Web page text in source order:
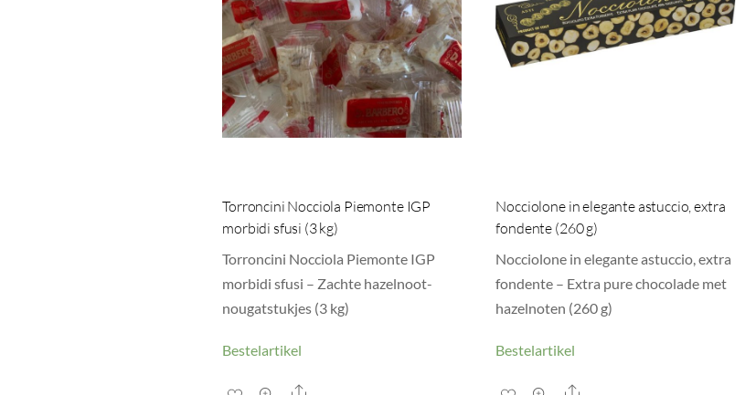
Torroncini Nocciola Piemonte IGP
morbidi sfusi (3 kg)
Torroncini Nocciola Piemonte IGP
morbidi sfusi – Zachte hazelnoot-
nougatstukjes (3 kg)
Bestelartikel
Nocciolone in elegante astuccio, extra
fondente (260 g)
Nocciolone in elegante astuccio, extra
fondente – Extra pure chocolade met
hazelnoten (260 g)
Bestelartikel